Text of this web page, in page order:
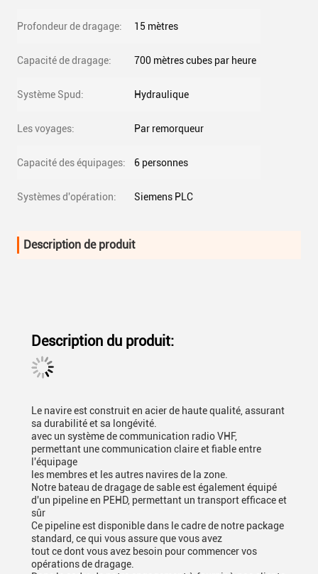
Profondeur de dragage: 15 mètres
Capacité de dragage: 700 mètres cubes par heure
Système Spud: Hydraulique
Les voyages: Par remorqueur
Capacité des équipages: 6 personnes
Systèmes d'opération: Siemens PLC
Description de produit
Description du produit:
Le navire est construit en acier de haute qualité, assurant
sa durabilité et sa longévité.
avec un système de communication radio VHF,
permettant une communication claire et fiable entre
l'équipage
les membres et les autres navires de la zone.
Notre bateau de dragage de sable est également équipé
d'un pipeline en PEHD, permettant un transport efficace et
sûr
Ce pipeline est disponible dans le cadre de notre package
standard, ce qui vous assure que vous avez
tout ce dont vous avez besoin pour commencer vos
opérations de dragage.